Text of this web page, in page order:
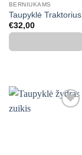
BERNIUKAMS
Taupyklė Traktorius
€32,00